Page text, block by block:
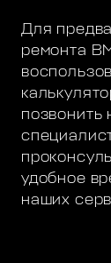
Для
ремонта
удобное
наших